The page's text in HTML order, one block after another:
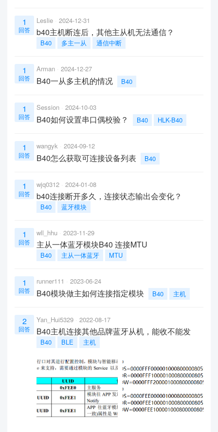
1
回答
Leslie 2024-12-31
b40主机断连后，其他主从机无法通信？
B40 多主一从 通信中断
1
回答
Arman 2024-12-27
B40一从多主机的情况 B40
1
回答
Session 2024-10-03
B40如何设置串口偶校验？ B40 HLK-B40
1
回答
wangyk 2024-09-12
B40怎么获取可连接设备列表 B40
1
回答
wjq0312 2024-01-08
b40连接断开多久，连接状态输出会变化？
B40 蓝牙模块
1
回答
wll_hhu 2023-11-29
主从一体蓝牙模块B40 连接MTU
B40 主从一体蓝牙 MTU
1
回答
runner111 2023-06-24
B40模块做主如何连接指定模块 B40 主机
2
回答
Yan_Hui5329 2022-08-17
B40主机连接其他品牌蓝牙从机，能收不能发
B40 BLE 主机